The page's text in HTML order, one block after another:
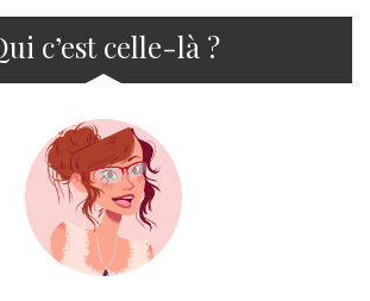
c’est celle-là ?